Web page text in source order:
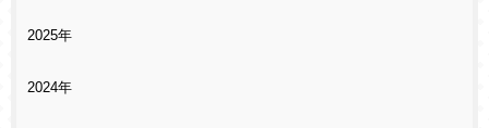
2025年
2024年